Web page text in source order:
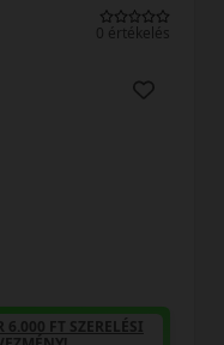
0 értékelés
6.000 FT SZERELÉSI